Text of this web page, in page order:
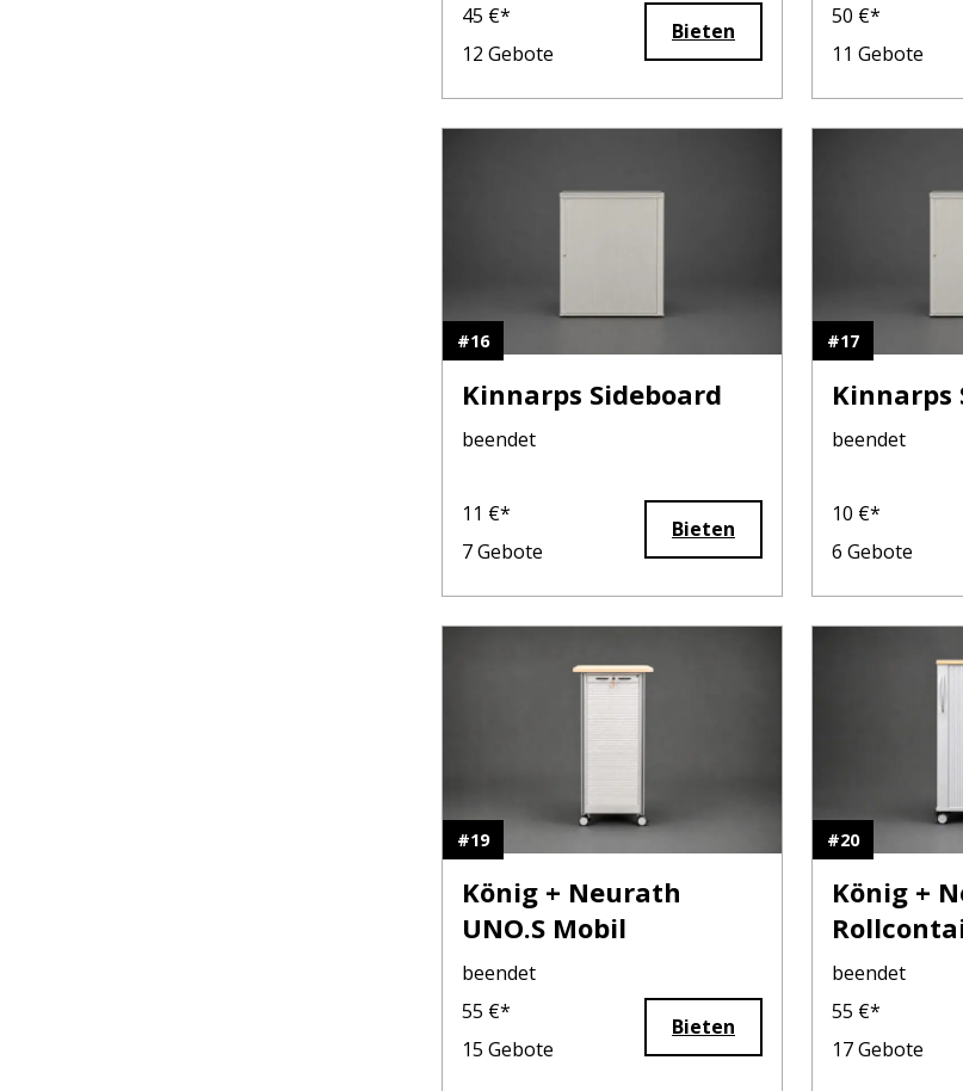
45 €*
12 Gebote
Bieten
50 €*
11 Gebote
#16
Kinnarps Sideboard
beendet
11 €*
7Gebote
Bieten
#17
Kinnarps
beendet
10 €*
6 Gebote
#19
König + Neurath
UNO.S Mobil
beendet
55 €*
15 Gebote
Bieten
#20
König +
beendet
55 €*
17Gebote